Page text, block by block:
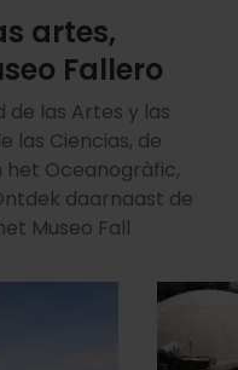
artes,
Fallero
de las Artes y las
las Ciencias, de
het Oceanogràfic,
daarnaast de
Museo Fall